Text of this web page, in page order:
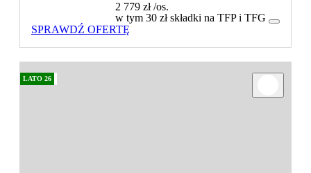
2 779 zł/os.
w tym 30 zł składki na TFP i TFG
SPRAWDŹ OFERTĘ
LATO 26